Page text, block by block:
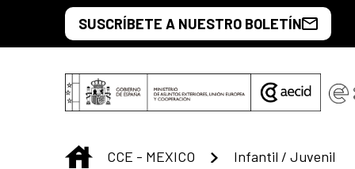
Saltar al contenido principal
SUSCRÍBETE A NUESTRO BOLETÍN
INICIO
CCE - MEXICO Infantil / Juvenil